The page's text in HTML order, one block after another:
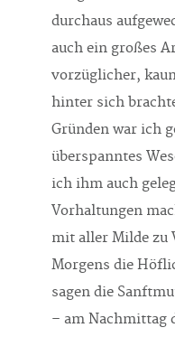
durchaus
auch ein großes
vorzüglicher,
hinter sich
Gründen war ich
überspanntes
ich ihm auch
Vorhaltungen
mit aller Milde zu
Morgens die
sagen die
– am Nachmittag